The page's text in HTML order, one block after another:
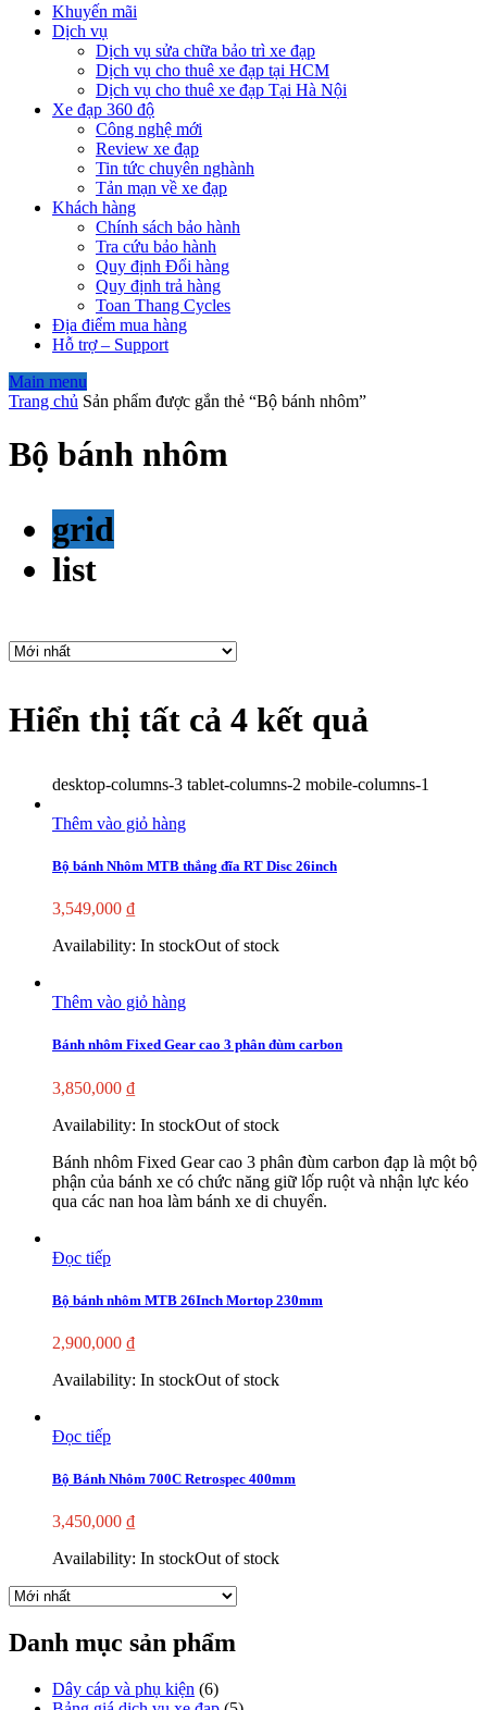
Khuyến mãi
Dịch vụ
Dịch vụ sửa chữa bảo trì xe đạp
Dịch vụ cho thuê xe đạp tại HCM
Dịch vụ cho thuê xe đạp Tại Hà Nội
Xe đạp 360 độ
Công nghệ mới
Review xe đạp
Tin tức chuyên nghành
Tản mạn về xe đạp
Khách hàng
Chính sách bảo hành
Tra cứu bảo hành
Quy định Đổi hàng
Quy định trả hàng
Toan Thang Cycles
Địa điểm mua hàng
Hỗ trợ – Support
Main menu
Trang chủ Sản phẩm được gắn thẻ “Bộ bánh nhôm”
Bộ bánh nhôm
grid
list
Hiển thị tất cả 4 kết quả
desktop-columns-3 tablet-columns-2 mobile-columns-1
Thêm vào giỏ hàng
Bộ bánh Nhôm MTB thắng đĩa RT Disc 26inch
3,549,000 ₫
Availability: In stockOut of stock
Thêm vào giỏ hàng
Bánh nhôm Fixed Gear cao 3 phân đùm carbon
3,850,000 ₫
Availability: In stockOut of stock
Bánh nhôm Fixed Gear cao 3 phân đùm carbon đạp là một bộ
phận của bánh xe có chức năng giữ lốp ruột và nhận lực kéo
qua các nan hoa làm bánh xe di chuyển.
Đọc tiếp
Bộ bánh nhôm MTB 26Inch Mortop 230mm
2,900,000 ₫
Availability: In stockOut of stock
Đọc tiếp
Bộ Bánh Nhôm 700C Retrospec 400mm
3,450,000 ₫
Availability: In stockOut of stock
Danh mục sản phẩm
Dây cáp và phụ kiện (6)